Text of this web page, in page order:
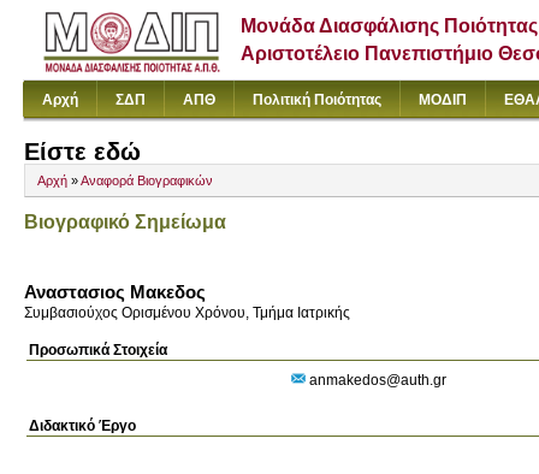
Μονάδα Διασφάλισης Ποιότητας
Αριστοτέλειο Πανεπιστήμιο
Αρχή ΣΔΠ ΑΠΘ Πολιτική Ποιότητας ΜΟΔΙΠ
Είστε εδώ
Αρχή »Αναφορά Βιογραφικών
Βιογραφικό Σημείωμα
Αναστασιος Μακεδος
Συμβασιούχος Ορισμένου Χρόνου, Τμήμα Ιατρικής
Προσωπικά Στοιχεία
anmakedos@auth.gr
Διδακτικό Έργο